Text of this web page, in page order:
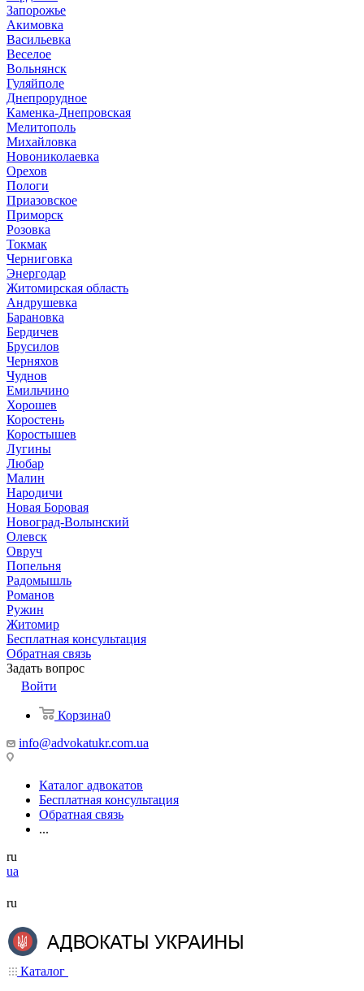
Запорожье
Акимовка
Васильевка
Веселое
Вольнянск
Гуляйполе
Днепрорудное
Каменка-Днепровская
Мелитополь
Михайловка
Новониколаевка
Орехов
Пологи
Приазовское
Приморск
Розовка
Токмак
Черниговка
Энергодар
Житомирская область
Андрушевка
Барановка
Бердичев
Брусилов
Черняхов
Чуднов
Емильчино
Хорошев
Коростень
Коростышев
Лугины
Любар
Малин
Народичи
Новая Боровая
Новоград-Волынский
Олевск
Овруч
Попельня
Радомышль
Романов
Ружин
Житомир
Бесплатная консультация
Обратная связь
Задать вопрос
Войти
Корзина0
info@advokatukr.com.ua
Каталог адвокатов
Бесплатная консультация
Обратная связь
...
ru
ua
ru
Каталог